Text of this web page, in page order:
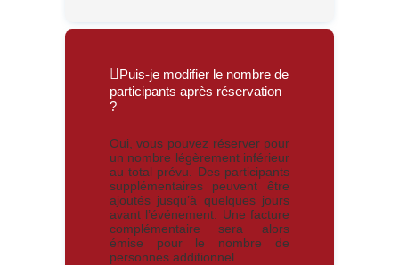
Puis-je modifier le nombre de
participants après réservation
?
Oui, vous pouvez réserver pour
un nombre légèrement inférieur
au total prévu. Des participants
supplémentaires peuvent être
ajoutés jusqu’à quelques jours
avant l’événement. Une facture
complémentaire sera alors
émise pour le nombre de
personnes additionnel.